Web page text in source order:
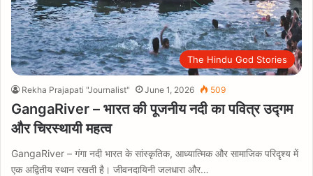
The Hindu God Stories
Rekha Prajapati "Journalist" June 1, 2026 509
GangaRiver – भारत की पूजनीय नदी का पवित्र उद्गम
और चिरस्थायी महत्व
GangaRiver – गंगा नदी भारत के सांस्कृतिक, आध्यात्मिक और सामाजिक परिदृश्य में
एक अद्वितीय स्थान रखती है। जीवनदायिनी जलधारा और…